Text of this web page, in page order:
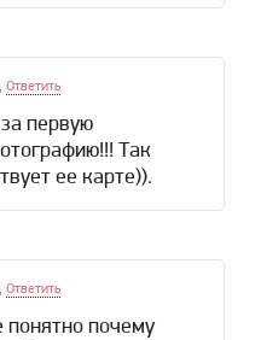
Ответить
первую
Так
ее карте)).
Ответить
понятно почему